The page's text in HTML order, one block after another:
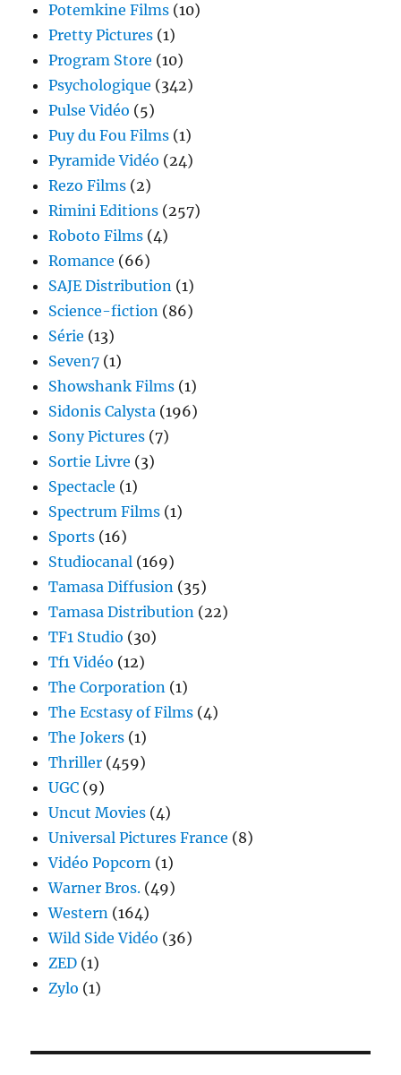
Potemkine Films (10)
Pretty Pictures (1)
Program Store (10)
Psychologique (342)
Pulse Vidéo (5)
Puy du Fou Films (1)
Pyramide Vidéo (24)
Rezo Films (2)
Rimini Editions (257)
Roboto Films (4)
Romance (66)
SAJE Distribution (1)
Science-fiction (86)
Série (13)
Seven7 (1)
Showshank Films (1)
Sidonis Calysta (196)
Sony Pictures (7)
Sortie Livre (3)
Spectacle (1)
Spectrum Films (1)
Sports (16)
Studiocanal (169)
Tamasa Diffusion (35)
Tamasa Distribution (22)
TF1 Studio (30)
Tf1 Vidéo (12)
The Corporation (1)
The Ecstasy of Films (4)
The Jokers (1)
Thriller (459)
UGC (9)
Uncut Movies (4)
Universal Pictures France (8)
Vidéo Popcorn (1)
Warner Bros. (49)
Western (164)
Wild Side Vidéo (36)
ZED (1)
Zylo (1)